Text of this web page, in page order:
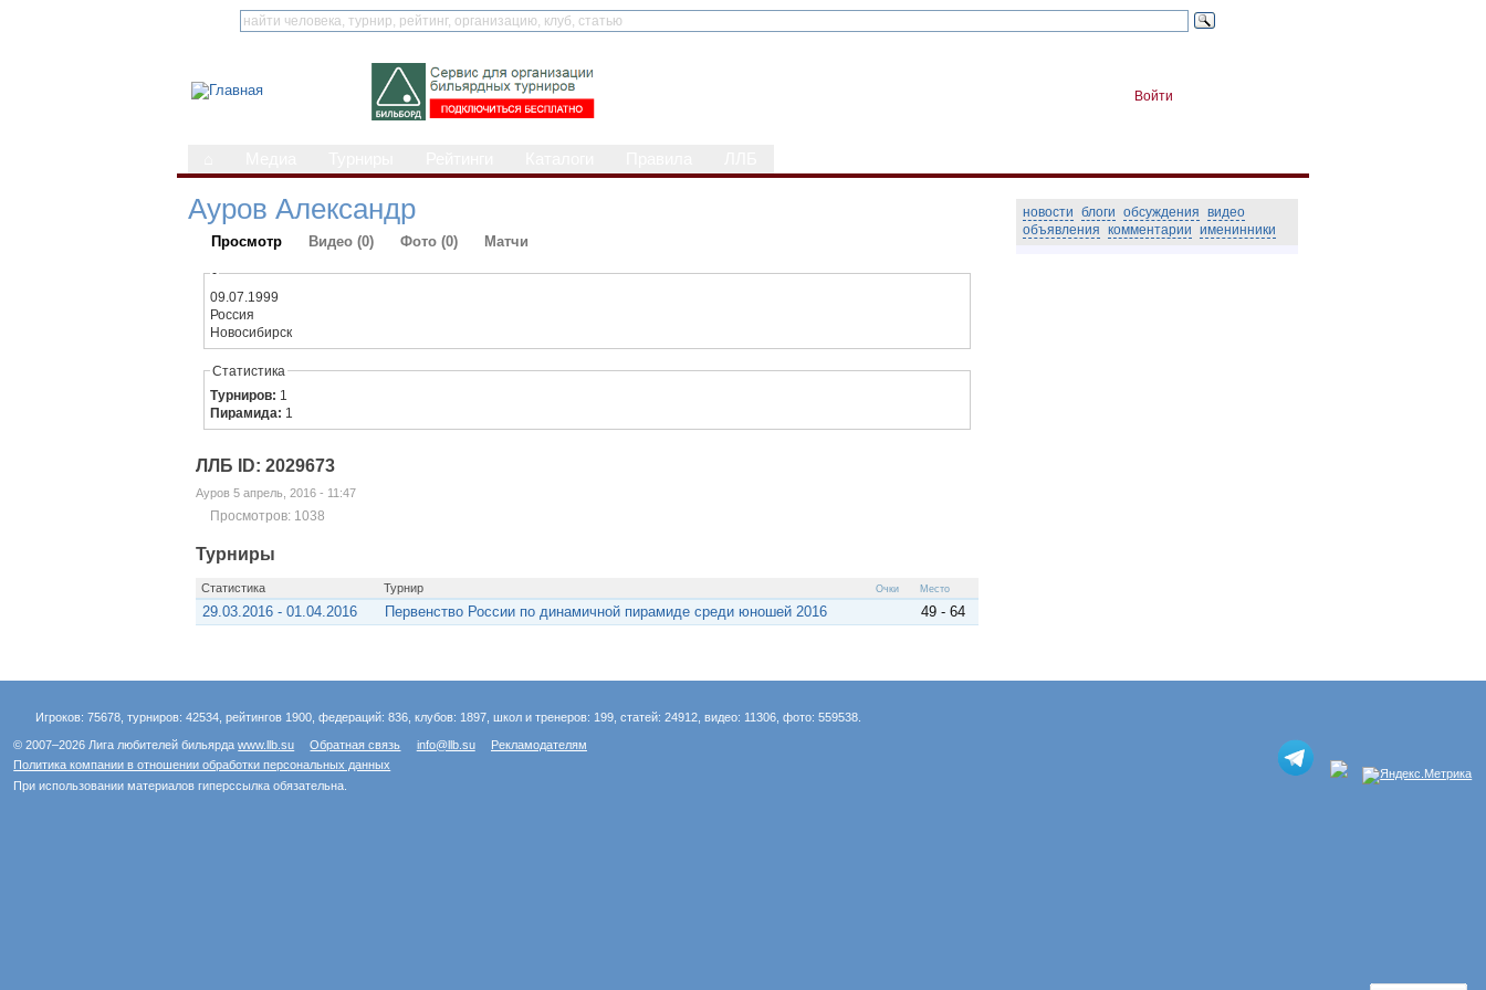
Войти
Ауров Александр
Просмотр Видео (0) Фото (0) Матчи
-
09.07.1999
Россия
Новосибирск
Статистика
Турниров: 1
Пирамида: 1
ЛЛБ ID: 2029673
Ауров 5 апрель, 2016 - 11:47
Просмотров: 1038
Турниры
Статистика Турнир Очки Место
29.03.2016 - 01.04.2016 Первенство России по динамичной пирамиде среди юношей 2016 49 - 64
новости блоги обсуждения видео
объявления комментарии именинники
Игроков: 75678, турниров: 42534, рейтингов 1900, федераций: 836, клубов: 1897, школ и тренеров: 199, статей: 24912, видео: 11306, фото: 559538.
© 2007–2026 Лига любителей бильярдаwww.llb.su Обратная связь info@llb.su
Рекламодателям
Политика компании в отношении обработки персональных данных
При использовании материалов гиперссылка обязательна.